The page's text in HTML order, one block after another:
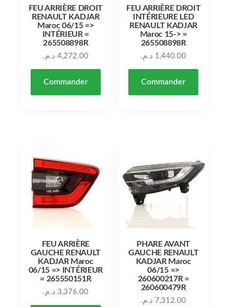
FEU ARRIÈRE DROIT
RENAULT KADJAR
Maroc 06/15 =>
INTÉRIEUR =
265508898R
4,272.00 د.م.
Commander
FEU ARRIÈRE DROIT
INTÉRIEURE LED
RENAULT KADJAR
Maroc 15-> =
265508898R
1,440.00 د.م.
Commander
FEU ARRIÈRE
GAUCHE RENAULT
KADJAR Maroc
06/15 => INTÉRIEUR
= 265550151R
3,376.00 د.م.
PHARE AVANT
GAUCHE RENAULT
KADJAR Maroc
06/15 =>
260600217R =
260600479R
7,312.00 د.م.